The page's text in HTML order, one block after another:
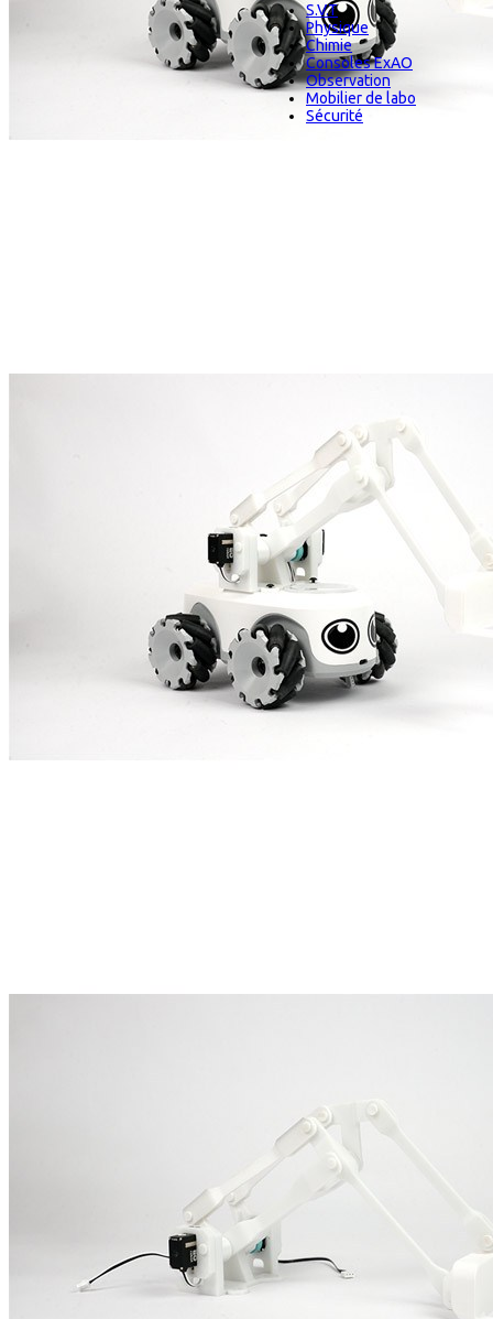
S.V.T
Physique
Chimie
Consoles ExAO
Observation
Mobilier de labo
Sécurité